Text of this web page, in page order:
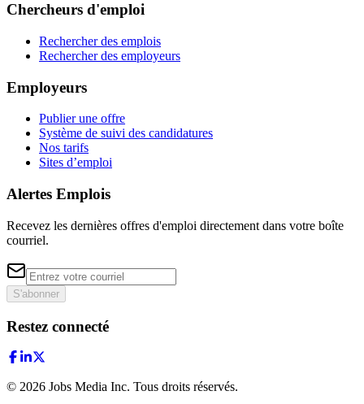
Chercheurs d'emploi
Rechercher des emplois
Rechercher des employeurs
Employeurs
Publier une offre
Système de suivi des candidatures
Nos tarifs
Sites d’emploi
Alertes Emplois
Recevez les dernières offres d'emploi directement dans votre boîte
courriel.
S'abonner
Restez connecté
© 2026 Jobs Media Inc. Tous droits réservés.